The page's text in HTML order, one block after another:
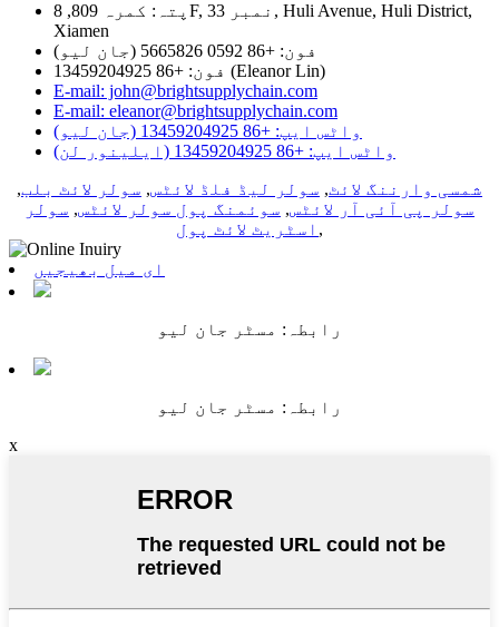
پتہ: کمرہ 809, 8F, نمبر 33, Huli Avenue, Huli District,
Xiamen
فون: +86 0592 5665826 (جان لیو)
فون: +86 13459204925 (Eleanor Lin)
E-mail: john@brightsupplychain.com
E-mail: eleanor@brightsupplychain.com
واٹس ایپ: +86 13459204925 (جان لیو)
واٹس ایپ: +86 13459204925 (ایلینور لن)
شمسی وارننگ لائٹ, سولر لیڈ فلڈ لائٹس, سولر لائٹ بلب,
سولر پی آئی آر لائٹس, سوئمنگ پول سولر لائٹس, سولر
اسٹریٹ لائٹ پول ,
ای میل بھیجیں
رابطہ: مسٹر جان لیو
رابطہ: مسٹر جان لیو
x